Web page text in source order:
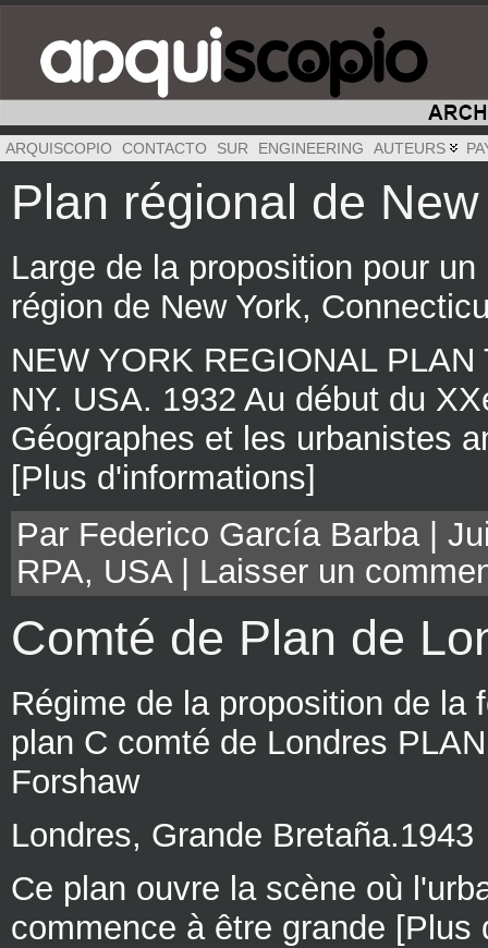
ARQUISCOPIO CONTACTO SUR ENGINEERING AUTEURS
Plan régional de
Large de la proposition pour
région de New York,
NEW YORK REGIONAL
NY. USA. 1932 Au début du
Géographes et les urbanistes
[Plus d'informations]
Par Federico García Barba |
RPA, USA| Laisser un
Comté de Plan de
Régime de la proposition de la
plan C comté de Londres
Forshaw
Londres, Grande Bretaña.1943
Ce plan ouvre la scène où
commence à être grande [Plus